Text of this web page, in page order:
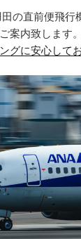
の直前便飛行
案内致します
グに安心して